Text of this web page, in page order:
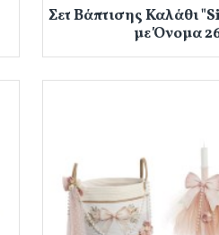
Σετ Βάπτισης Καλάθι
με Όνομα